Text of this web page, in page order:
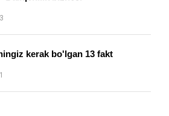
kerak bo'lgan 13 fakt